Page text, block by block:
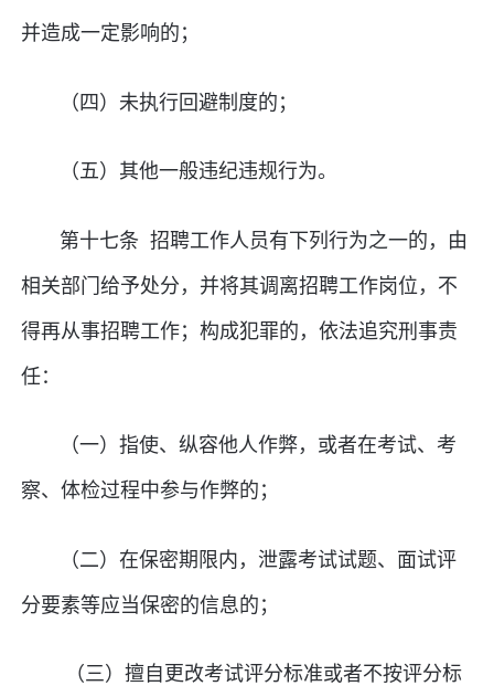
并造成一定影响的；
（四）未执行回避制度的；
（五）其他一般违纪违规行为。
第十七条 招聘工作人员有下列行为之一的，由
相关部门给予处分，并将其调离招聘工作岗位，不
得再从事招聘工作；构成犯罪的，依法追究刑事责
任：
（一）指使、纵容他人作弊，或者在考试、考
察、体检过程中参与作弊的；
（二）在保密期限内，泄露考试试题、面试评
分要素等应当保密的信息的；
（三）擅自更改考试评分标准或者不按评分标